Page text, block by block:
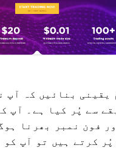
یقینی بنائیں کہ آپ
سے پُر کیا ہے۔
آپ
فون نمبر بھرنا
پُر کرتے ہیں تو آپ کو